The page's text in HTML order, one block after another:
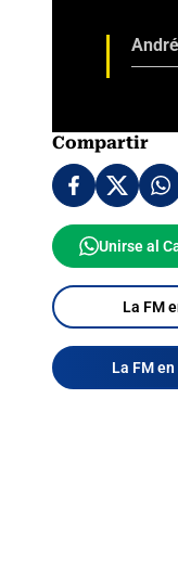
Compartir
Unirse al
La FM
La FM